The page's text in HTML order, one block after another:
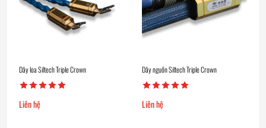
Dây loa Siltech Triple Crown
Liên hệ
Dây nguồn Siltech Triple Crown
Liên hệ